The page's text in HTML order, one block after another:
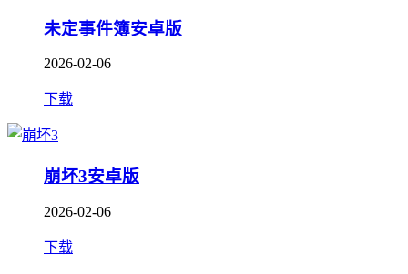
未定事件簿安卓版
2026-02-06
下载
崩坏3安卓版
2026-02-06
下载